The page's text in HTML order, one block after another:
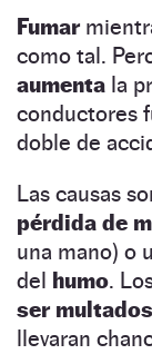
Fumar
como tal.
aumenta la
conductores
doble de
Las causas
pérdida de
una mano) o
del humo.
ser multados
llevaran